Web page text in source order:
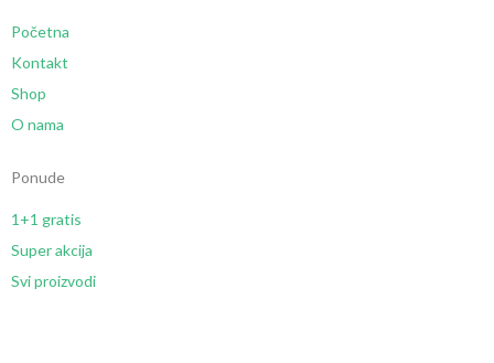
Početna
Kontakt
Shop
O nama
Ponude
1+1 gratis
Super akcija
Svi proizvodi